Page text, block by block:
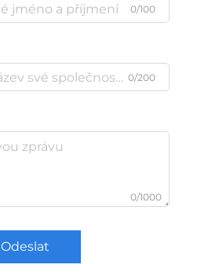
0/100
0/200
0/1000
Odeslat